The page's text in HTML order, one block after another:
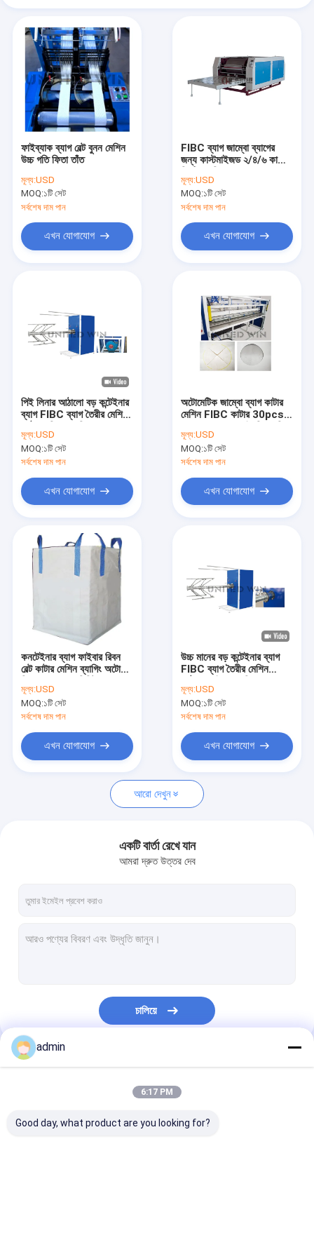
পণ্য
কারখানা ভ্রমণ
খবর
মনোফিলামেন্ট এক্সট্রুশন লাইন
কৃত্রিম ঘাস উৎপাদন লাইন
বৃত্তাকার তাঁতের খুচরা যন্ত্রাংশ
ফাইব্যাক ব্যাগ বেল্ট বুনন মেশিন
উচ্চ গতি ফিতা তাঁত
মূল্য:USD
MOQ:১টি সেট
সর্বশেষ দাম পান
এখন যোগাযোগ
FIBC ব্যাগ জাম্বো ব্যাগের
জন্য কাস্টমাইজড ২/৪/৬ কালার
1450/2000
মূল্য:USD
MOQ:১টি সেট
সর্বশেষ দাম পান
এখন যোগাযোগ
পিই লিনার আঠালো বড় কন্টেইনার
ব্যাগ FIBC ব্যাগ তৈরীর মেশিন
মূল্য:USD
MOQ:১টি সেট
সর্বশেষ দাম পান
এখন যোগাযোগ
অটোমেটিক জাম্বো ব্যাগ কাটার
মেশিন FIBC কাটার 30pcs
মূল্য:USD
MOQ:১টি সেট
সর্বশেষ দাম পান
এখন যোগাযোগ
কনটেইনার ব্যাগ ফাইবার রিবন
বেল্ট কাটার মেশিন ব্যাগিং অটো
মূল্য:USD
MOQ:১টি সেট
সর্বশেষ দাম পান
এখন যোগাযোগ
উচ্চ মানের বড় কন্টেইনার ব্যাগ
FIBC ব্যাগ তৈরীর মেশিন
মূল্য:USD
MOQ:১টি সেট
সর্বশেষ দাম পান
এখন যোগাযোগ
আরো দেখুন
একটি বার্তা রেখে যান
আমরা দ্রুত উত্তর দেব
চালিয়ে
আমাদের বিভাগসমূহ
admin
6:17 PM
Good day, what product are you looking for?